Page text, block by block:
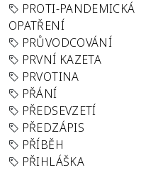
PROTI-PANDEMICKÁ
OPATŘENÍ
PRŮVODCOVÁNÍ
PRVNÍ KAZETA
PRVOTINA
PŘÁNÍ
PŘEDSEVZETÍ
PŘEDZÁPIS
PŘÍBĚH
PŘIHLÁŠKA